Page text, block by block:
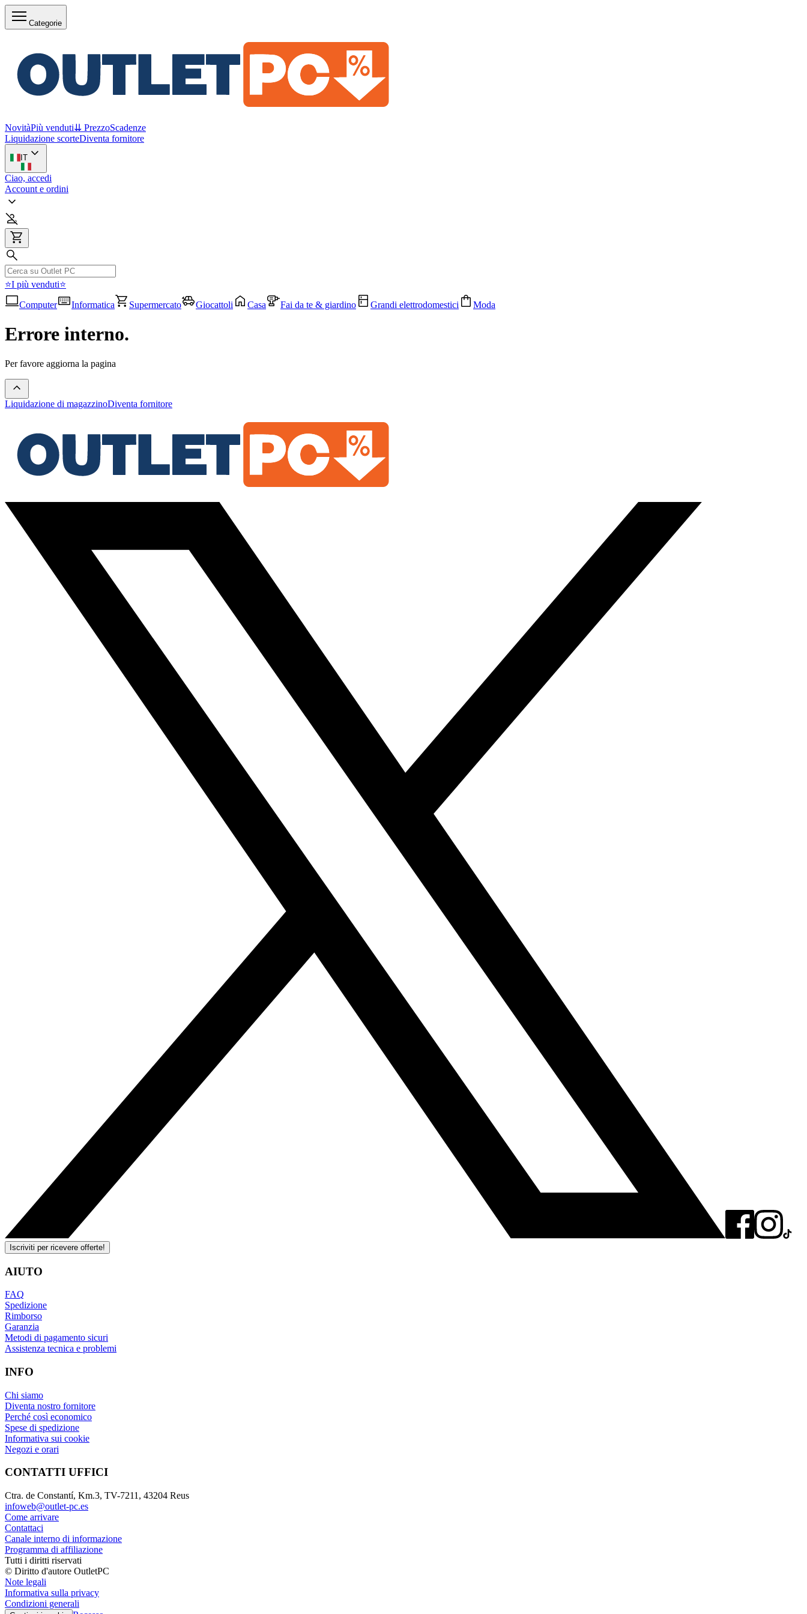
Categorie
NovitàPiù venduti⇊ PrezzoScadenze
Liquidazione scorteDiventa fornitore
IT
Ciao, accedi
Account e ordini
⭐I più venduti⭐
Computer
Informatica Supermercato Giocattoli Casa Fai da te & giardino Grandi elettrodomestici Moda
Errore interno.
Per favore aggiorna la pagina
Liquidazione di magazzinoDiventa fornitore
Iscriviti per ricevere offerte!
AIUTO
FAQ
Spedizione
Rimborso
Garanzia
Metodi di pagamento sicuri
Assistenza tecnica e problemi
INFO
Chi siamo
Diventa nostro fornitore
Perché così economico
Spese di spedizione
Informativa sui cookie
Negozi e orari
CONTATTI UFFICI
Ctra. de Constantí, Km.3, TV-7211, 43204 Reus
infoweb@outlet-pc.es
Come arrivare
Contattaci
Canale interno di informazione
Programma di affiliazione
Tutti i diritti riservati
© Diritto d'autore OutletPC
Note legali
Informativa sulla privacy
Condizioni generali